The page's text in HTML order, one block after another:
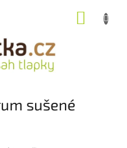
sušené